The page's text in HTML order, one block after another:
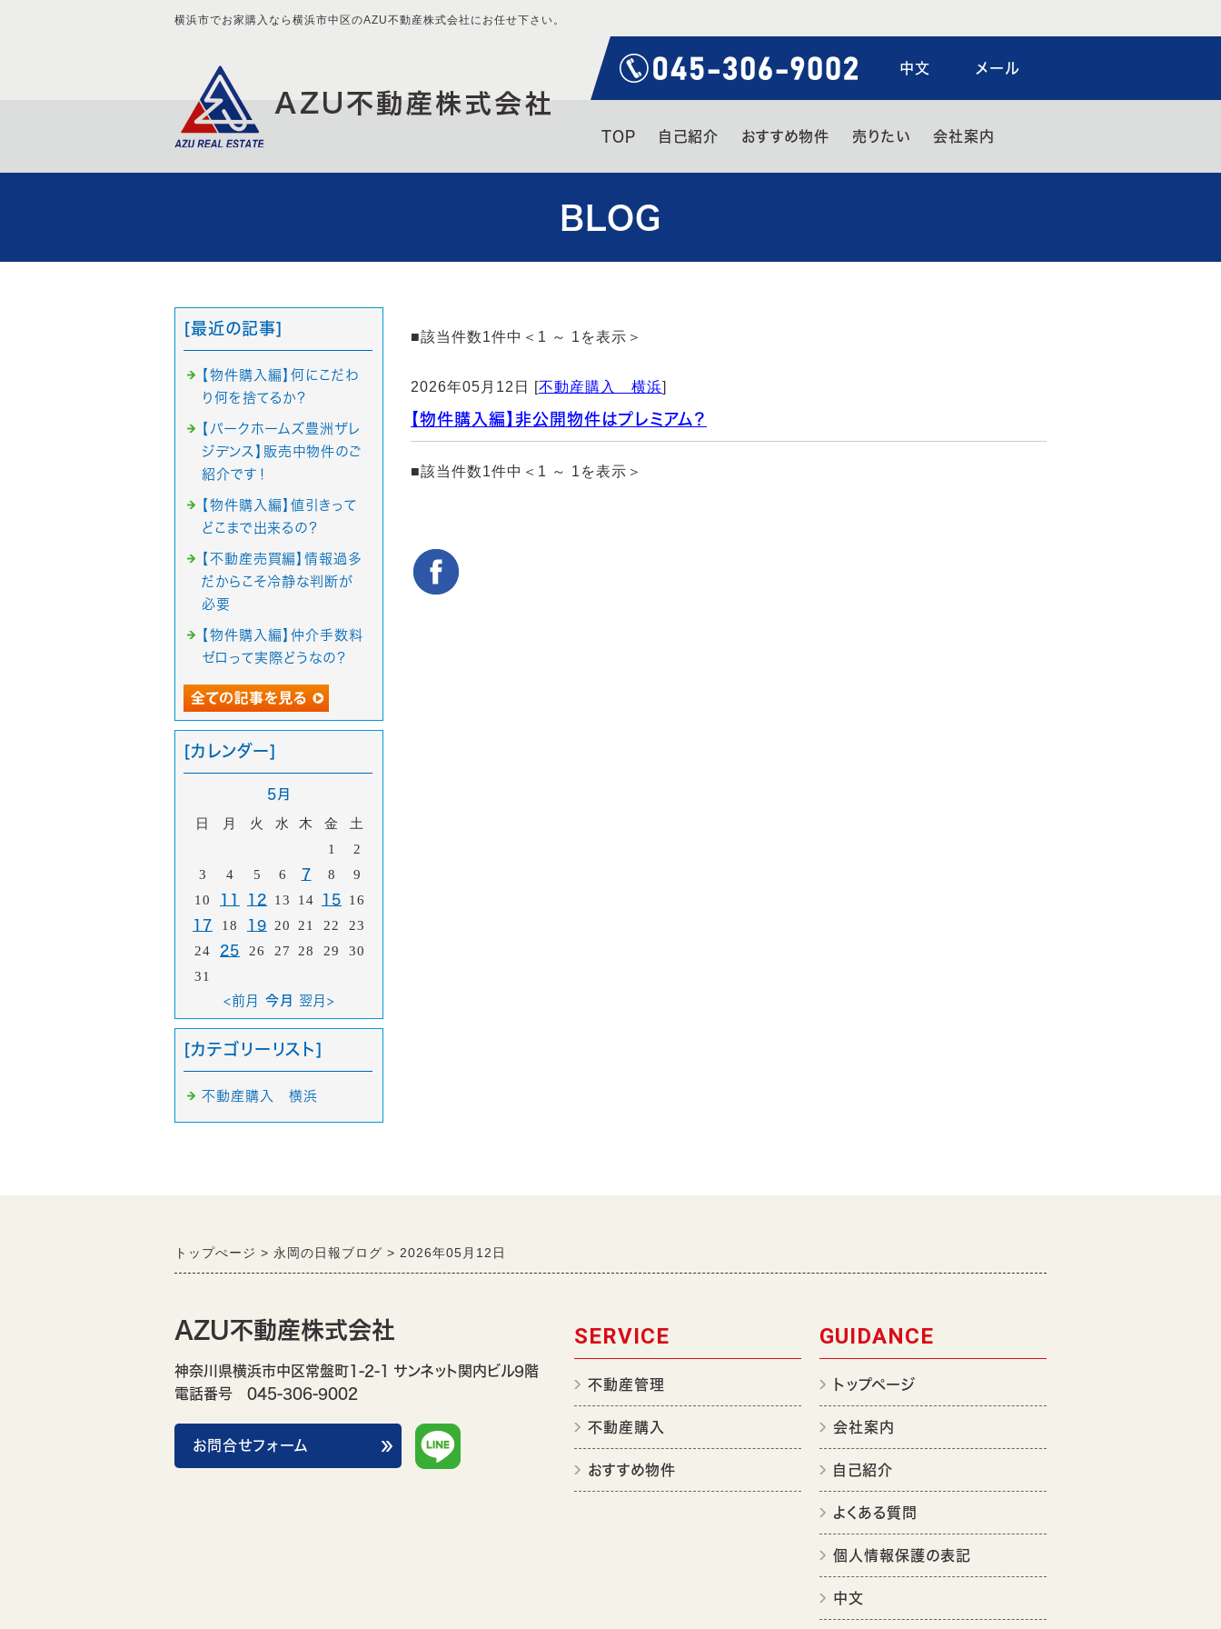
横浜市でお家購入なら横浜市中区のAZU不動産株式会社にお任せ下さい。
中文 メール
TOP 自己紹介 おすすめ物件 売りたい 会社案内
BLOG
■該当件数1件中＜1 ～ 1を表示＞
2026年05月12日 [不動産購入 横浜]
【物件購入編】非公開物件はプレミアム？
■該当件数1件中＜1 ～ 1を表示＞
[最近の記事]
【物件購入編】何にこだわ
り何を捨てるか？
【パークホームズ豊洲ザレ
ジデンス】販売中物件のご
紹介です！
【物件購入編】値引きって
どこまで出来るの？
【不動産売買編】情報過多
だからこそ冷静な判断が
必要
【物件購入編】仲介手数料
ゼロって実際どうなの？
[カレンダー]
5月
日 月 火 水 木 金
土
1
2
3
4 5 6 7 8
9
10
11 12 13 14 15 16
17 18 19 20 21 22
23
24
25 26 27 28 29
30
31
<前月 今月 翌月>
[カテゴリーリスト]
不動産購入 横浜
トップぺージ 永岡の日報ブログ 2026年05月12日
AZU不動産株式会社
神奈川県横浜市中区常盤町1-2-1 サンネット関内ビル9階
電話番号 045-306-9002
お問合せフォーム
SERVICE
不動産管理
不動産購入
おすすめ物件
GUIDANCE
トップページ
会社案内
自己紹介
よくある質問
個人情報保護の表記
中文